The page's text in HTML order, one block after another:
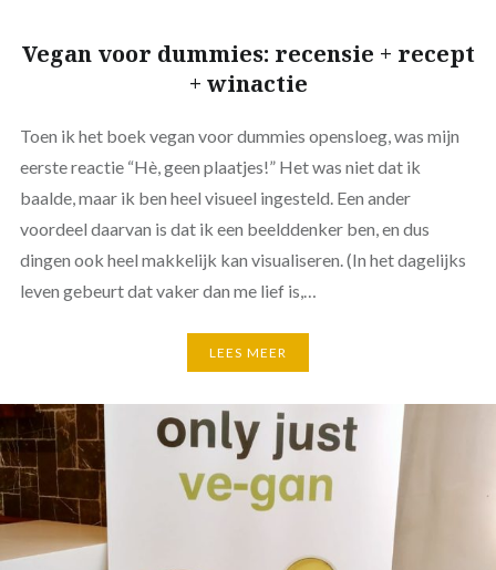
Vegan voor dummies: recensie + recept
+ winactie
Toen ik het boek vegan voor dummies opensloeg, was mijn
eerste reactie “Hè, geen plaatjes!” Het was niet dat ik
baalde, maar ik ben heel visueel ingesteld. Een ander
voordeel daarvan is dat ik een beelddenker ben, en dus
dingen ook heel makkelijk kan visualiseren. (In het dagelijks
leven gebeurt dat vaker dan me lief is,…
LEES MEER